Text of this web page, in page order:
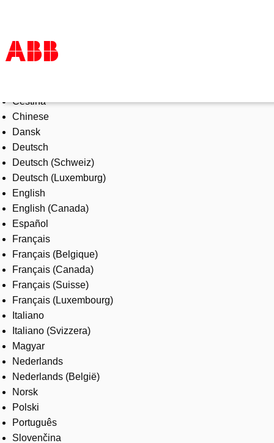
Products & Solutions
Industries
Services
About us
Where to buy
Contact us
Careers
Čeština
Chinese
Dansk
Deutsch
Deutsch (Schweiz)
Deutsch (Luxemburg)
English
English (Canada)
Español
Français
Français (Belgique)
Français (Canada)
Français (Suisse)
Français (Luxembourg)
Italiano
Italiano (Svizzera)
Magyar
Nederlands
Nederlands (België)
Norsk
Polski
Português
Slovenčina